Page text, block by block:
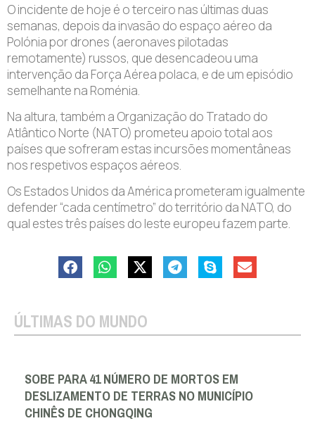
O incidente de hoje é o terceiro nas últimas duas
semanas, depois da invasão do espaço aéreo da
Polónia por drones (aeronaves pilotadas
remotamente) russos, que desencadeou uma
intervenção da Força Aérea polaca, e de um episódio
semelhante na Roménia.
Na altura, também a Organização do Tratado do
Atlântico Norte (NATO) prometeu apoio total aos
países que sofreram estas incursões momentâneas
nos respetivos espaços aéreos.
Os Estados Unidos da América prometeram igualmente
defender “cada centímetro” do território da NATO, do
qual estes três países do leste europeu fazem parte.
ÚLTIMAS DO MUNDO
SOBE PARA 41 NÚMERO DE MORTOS EM
DESLIZAMENTO DE TERRAS NO MUNICÍPIO
CHINÊS DE CHONGQING